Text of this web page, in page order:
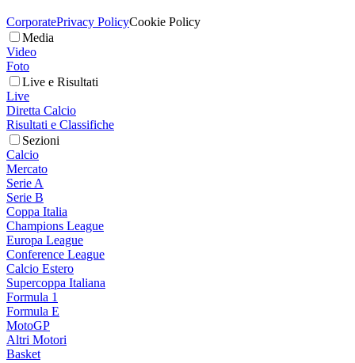
CorporatePrivacy PolicyCookie Policy
Media
Video
Foto
Live e Risultati
Live
Diretta Calcio
Risultati e Classifiche
Sezioni
Calcio
Mercato
Serie A
Serie B
Coppa Italia
Champions League
Europa League
Conference League
Calcio Estero
Supercoppa Italiana
Formula 1
Formula E
MotoGP
Altri Motori
Basket